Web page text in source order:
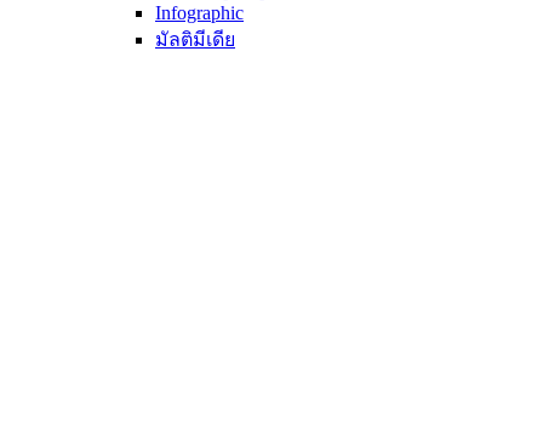
Infographic
มัลติมีเดีย